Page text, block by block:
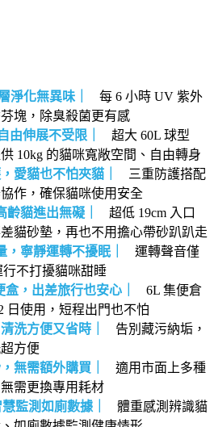
淨化無異味｜
每 6 小時 UV 紫外
塊，除臭殺菌更有感
由伸展不受限｜
超大 60L 球型
10kg 的貓咪寬敞空間、自由轉身
愛貓也不怕夾貓｜
三重防護搭配
作，確保貓咪使用安全
齡貓進出無礙｜
超低 19cm 入口
貓砂墊，再也不用擔心帶砂趴趴走
，寧靜運轉不擾眠｜
運轉聲音僅
行不打擾貓咪甜睡
，出差旅行也安心｜
6L 集便倉
日使用，短程出門也不怕
洗方便又省時｜
告別藏污納垢，
方便
無需額外購買｜
適用市面上多種
需更換專用耗材
監測如廁數據｜
體重感測辨識貓